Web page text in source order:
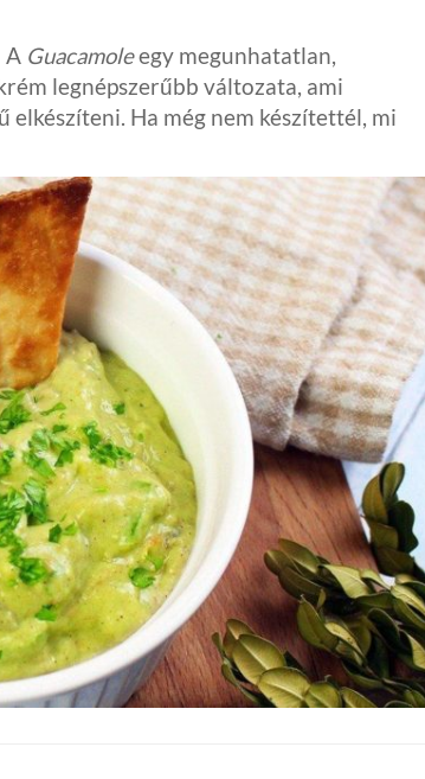
A Guacamoleegy megunhatatlan,
legnépszerűbb változata, ami
elkészíteni. Ha még nem készítettél, mi